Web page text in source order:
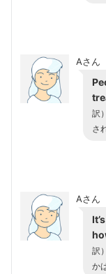
Aさん
訳
さ
Aさん
訳
か